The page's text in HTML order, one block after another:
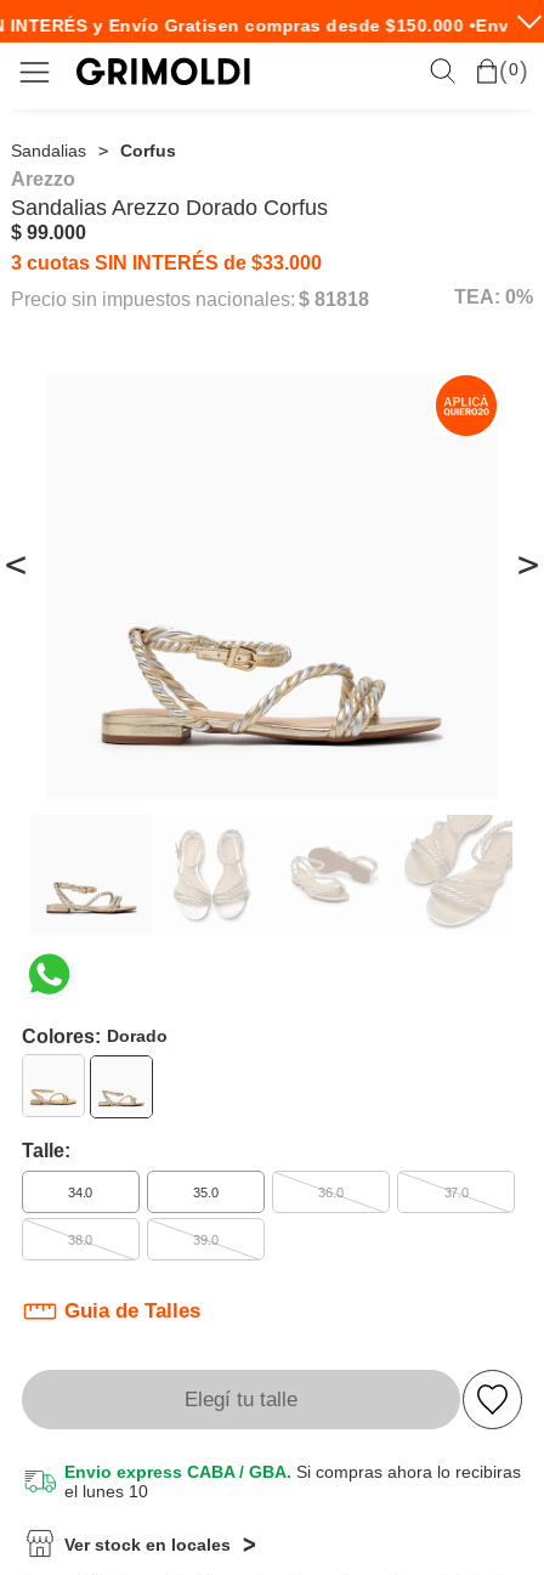
y Envío Gratisen compras desde $150.000 •Envío
0
Sandalias Corfus
< >
Arezzo
Sandalias Arezzo Dorado Corfus
$ 99.000
3 cuotas SIN INTERÉS de $33.000
Precio sin impuestos nacionales: $ 81818 TEA: 0%
Colores: Dorado
Talle:
34.0 35.0 36.0 37.0
38.0 39.0
Guia de Talles
Elegí tu talle
Envio express CABA / GBA. Si compras ahora lo recibiras
el lunes 10
Ver stock en locales